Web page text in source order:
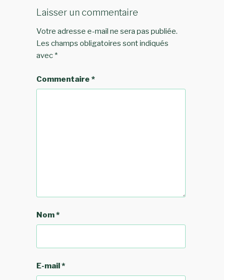
Laisser un commentaire
Votre adresse e-mail ne sera pas publiée.
Les champs obligatoires sont indiqués
avec *
Commentaire*
Nom*
E-mail*